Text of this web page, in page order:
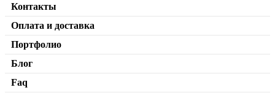
Контакты
Оплата и доставка
Портфолио
Блог
Faq